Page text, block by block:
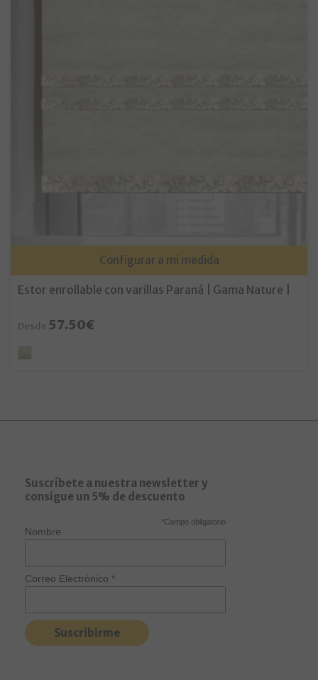
Configurar a mi medida
Estor enrollable con varillas Paraná | Gama Nature |
Desde 57.50€
Suscríbete a nuestra newsletter y
consigue un 5% de descuento
*Campo obligatorio
Nombre
Correo Electrónico *